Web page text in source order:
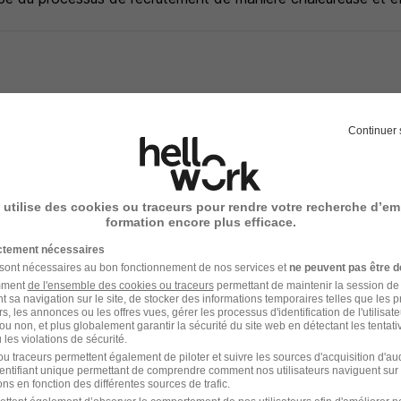
Randstad France, est l'expert en recrutement de
équipes sont à votre écoute pour vous proposer des
CDD ou CDI. Organisés par domaine d'expertise, nous
carrière pour vous aider à décrocher le poste qui vous
en ingénierie et en industrie, nous sommes à même de
à la hauteur de vos ambitions.
: 307-U27-0003604_01C
Continuer
utilise des cookies ou traceurs pour rendre votre recherche
formation encore plus efficace.
nécessaires
nécessaires au bon fonctionnement de nos services et ne peuvent pas être
de l'ensemble des cookies ou traceurspermettant de maintenir la session
sa navigation sur le site, de stocker des informations temporaires telles que les
les annonces ou les offres vues, gérer les processus d'identification de
non, et plus globalement garantir la sécurité du site web en détectant les
violations de sécurité.
traceurs permettent également de piloter et suivre les sources d'acquisition
unique permettant de comprendre comment nos utilisateurs naviguent sur
en fonction des différentes sources de trafic.